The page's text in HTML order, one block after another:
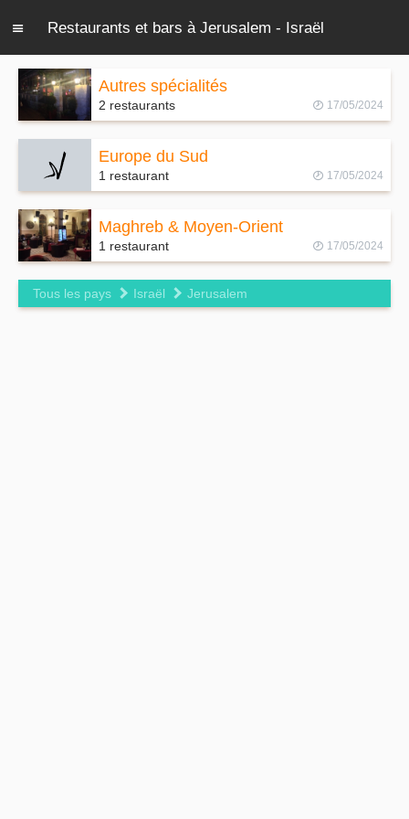
Restaurants et bars à Jerusalem - Israël
Autres spécialités
2 restaurants 17/05/2024
Europe du Sud
1 restaurant 17/05/2024
Maghreb & Moyen-Orient
1 restaurant 17/05/2024
Tous les pays Israël Jerusalem